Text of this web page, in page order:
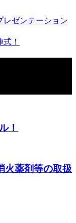
レゼンテーション
！
！
火薬剤等の取扱